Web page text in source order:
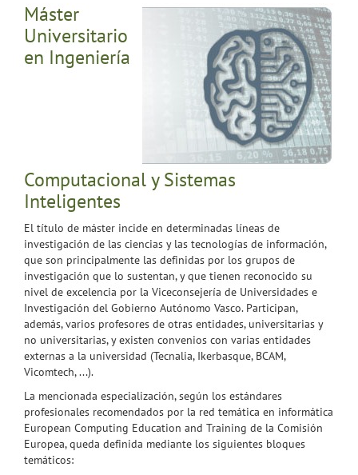
Máster
Universitario
en Ingeniería
Computacional y Sistemas
Inteligentes
El título de máster incide en determinadas líneas de
investigación de las ciencias y las tecnologías de información,
que son principalmente las definidas por los grupos de
investigación que lo sustentan, y que tienen reconocido su
nivel de excelencia por la Viceconsejería de Universidades e
Investigación del Gobierno Autónomo Vasco. Participan,
además, varios profesores de otras entidades, universitarias y
no universitarias, y existen convenios con varias entidades
externas a la universidad (Tecnalia, Ikerbasque, BCAM,
Vicomtech, ...).
La mencionada especialización, según los estándares
profesionales recomendados por la red temática en informática
European Computing Education and Training de la Comisión
Europea, queda definida mediante los siguientes bloques
temáticos: